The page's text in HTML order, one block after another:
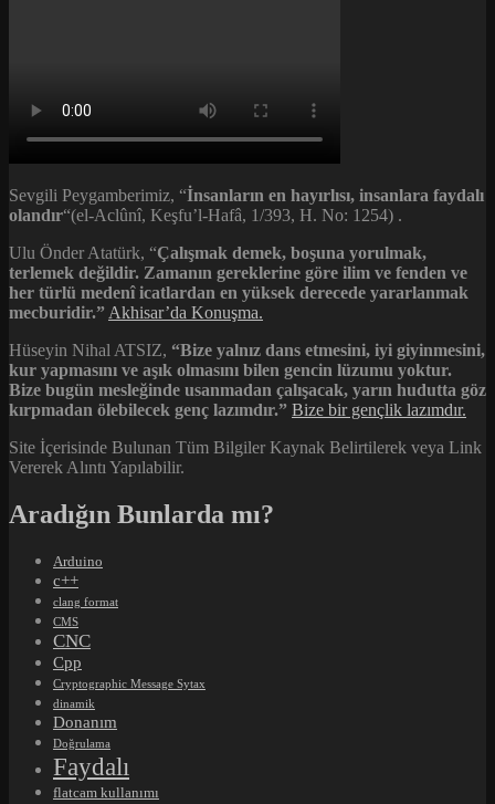
Sevgili Peygamberimiz, “İnsanların en hayırlısı, insanlara faydalı
olandır“(el-Aclûnî, Keşfu’l-Hafâ, 1/393, H. No: 1254) .
Ulu Önder Atatürk, “Çalışmak demek, boşuna yorulmak,
terlemek değildir. Zamanın gereklerine göre ilim ve fenden ve
her türlü medenî icatlardan en yüksek derecede yararlanmak
mecburidir.” Akhisar’da Konuşma.
Hüseyin Nihal ATSIZ, “Bize yalnız dans etmesini, iyi giyinmesini,
kur yapmasını ve aşık olmasını bilen gencin lüzumu yoktur.
Bize bugün mesleğinde usanmadan çalışacak, yarın hudutta göz
kırpmadan ölebilecek genç lazımdır.” Bize bir gençlik lazımdır.
Site İçerisinde Bulunan Tüm Bilgiler Kaynak Belirtilerek veya Link
Vererek Alıntı Yapılabilir.
Aradığın Bunlarda mı?
Arduino
c++
clang format
CMS
CNC
Cpp
Cryptographic Message Sytax
dinamik
Donanım
Doğrulama
Faydalı
flatcam kullanımı